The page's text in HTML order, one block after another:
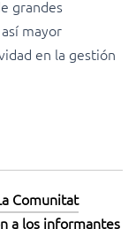
grandes
mayor
en la gestión
Comunitat
a los informantes